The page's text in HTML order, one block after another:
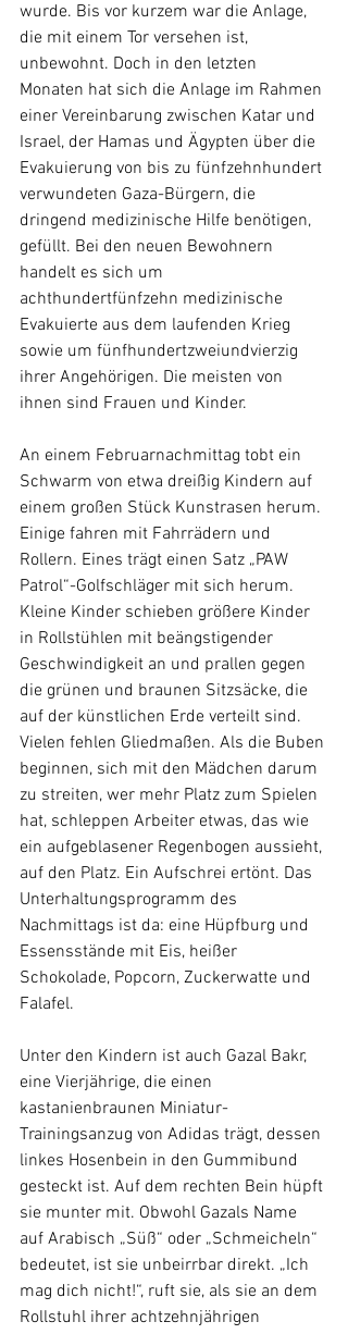
wurde. Bis vor kurzem war die Anlage,
die mit einem Tor versehen ist,
unbewohnt. Doch in den letzten
Monaten hat sich die Anlage im Rahmen
einer Vereinbarung zwischen Katar und
Israel, der Hamas und Ägypten über die
Evakuierung von bis zu fünfzehnhundert
verwundeten Gaza-Bürgern, die
dringend medizinische Hilfe benötigen,
gefüllt. Bei den neuen Bewohnern
handelt es sich um
achthundertfünfzehn medizinische
Evakuierte aus dem laufenden Krieg
sowie um fünfhundertzweiundvierzig
ihrer Angehörigen. Die meisten von
ihnen sind Frauen und Kinder.
An einem Februarnachmittag tobt ein
Schwarm von etwa dreißig Kindern auf
einem großen Stück Kunstrasen herum.
Einige fahren mit Fahrrädern und
Rollern. Eines trägt einen Satz „PAW
Patrol“-Golfschläger mit sich herum.
Kleine Kinder schieben größere Kinder
in Rollstühlen mit beängstigender
Geschwindigkeit an und prallen gegen
die grünen und braunen Sitzsäcke, die
auf der künstlichen Erde verteilt sind.
Vielen fehlen Gliedmaßen. Als die Buben
beginnen, sich mit den Mädchen darum
zu streiten, wer mehr Platz zum Spielen
hat, schleppen Arbeiter etwas, das wie
ein aufgeblasener Regenbogen aussieht,
auf den Platz. Ein Aufschrei ertönt. Das
Unterhaltungsprogramm des
Nachmittags ist da: eine Hüpfburg und
Essensstände mit Eis, heißer
Schokolade, Popcorn, Zuckerwatte und
Falafel.
Unter den Kindern ist auch Gazal Bakr,
eine Vierjährige, die einen
kastanienbraunen Miniatur-
Trainingsanzug von Adidas trägt, dessen
linkes Hosenbein in den Gummibund
gesteckt ist. Auf dem rechten Bein hüpft
sie munter mit. Obwohl Gazals Name
auf Arabisch „Süß“ oder „Schmeicheln“
bedeutet, ist sie unbeirrbar direkt. „Ich
mag dich nicht!“, ruft sie, als sie an dem
Rollstuhl ihrer achtzehnjährigen